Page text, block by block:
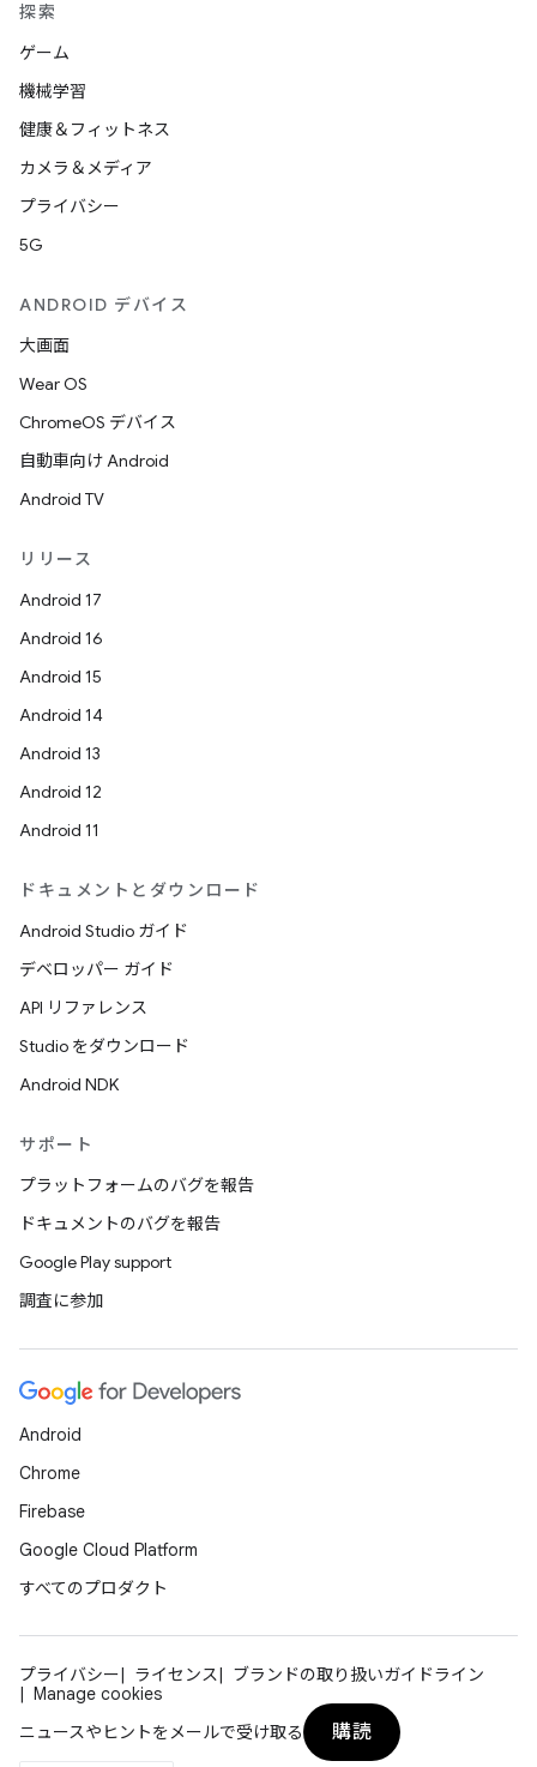
探索
ゲーム
機械学習
健康＆フィットネス
カメラ＆メディア
プライバシー
5G
ANDROID デバイス
大画面
Wear OS
ChromeOS デバイス
自動車向け Android
Android TV
リリース
Android 17
Android 16
Android 15
Android 14
Android 13
Android 12
Android 11
ドキュメントとダウンロード
Android Studio ガイド
デベロッパー ガイド
API リファレンス
Studio をダウンロード
Android NDK
サポート
プラットフォームのバグを報告
ドキュメントのバグを報告
Google Play support
調査に参加
Android
Chrome
Firebase
Google Cloud Platform
すべてのプロダクト
プライバシー ライセンス
ブランドの取り扱いガイドライン
Manage cookies
ニュースやヒントをメールで受け取る
購読